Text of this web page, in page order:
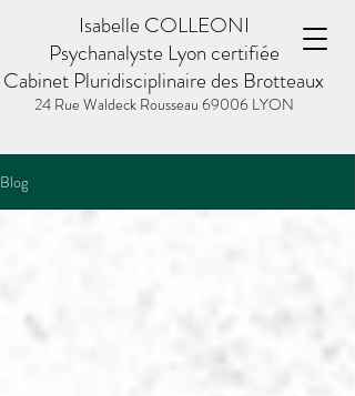
Isabelle COLLEONI
Psychanalyste Lyon certifiée
Cabinet Pluridisciplinaire des Brotteaux
24 Rue Waldeck Rousseau 69006 LYON
Blog